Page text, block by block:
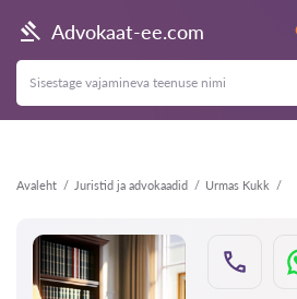
Advokaat-ee.com
Avaleht Juristid ja advokaadid Urmas Kukk
Tagasi